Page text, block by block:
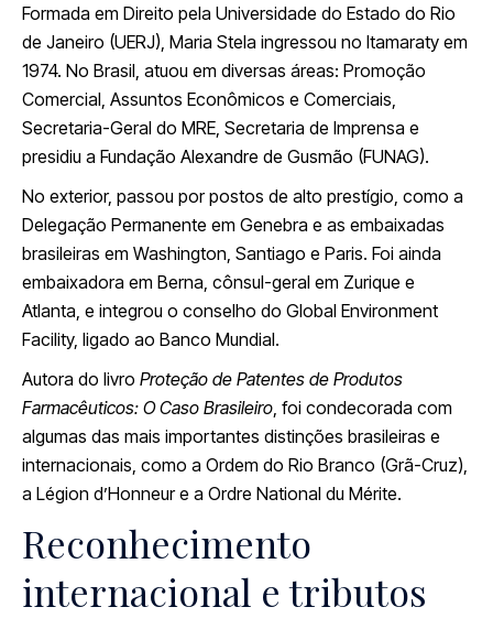
Formada em Direito pela Universidade do Estado do Rio
de Janeiro (UERJ), Maria Stela ingressou no Itamaraty em
1974. No Brasil, atuou em diversas áreas: Promoção
Comercial, Assuntos Econômicos e Comerciais,
Secretaria-Geral do MRE, Secretaria de Imprensa e
presidiu a Fundação Alexandre de Gusmão (FUNAG).
No exterior, passou por postos de alto prestígio, como a
Delegação Permanente em Genebra e as embaixadas
brasileiras em Washington, Santiago e Paris. Foi ainda
embaixadora em Berna, cônsul-geral em Zurique e
Atlanta, e integrou o conselho do Global Environment
Facility, ligado ao Banco Mundial.
Autora do livro Proteção de Patentes de Produtos
Farmacêuticos: O Caso Brasileiro , foi condecorada com
algumas das mais importantes distinções brasileiras e
internacionais, como a Ordem do Rio Branco (Grã-Cruz),
a Légion d’Honneur e a Ordre National du Mérite.
Reconhecimento
internacional e tributos